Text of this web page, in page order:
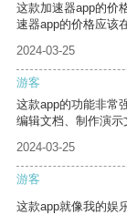
这款加速器app的价
速器app的价格应该
2024-03-25
游客
这款app的功能非常
编辑文档、制作演示
2024-03-25
游客
这款app就像我的娱